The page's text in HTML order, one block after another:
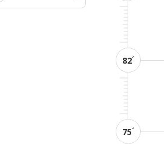
82´
75´